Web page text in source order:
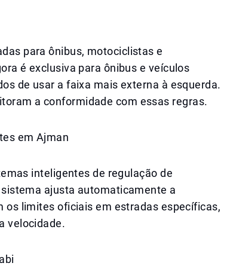
para ônibus, motociclistas e
é exclusiva para ônibus e veículos
de usar a faixa mais externa à esquerda.
a conformidade com essas regras.
em Ajman
inteligentes de regulação de
ajusta automaticamente a
os limites oficiais em estradas específicas,
velocidade.